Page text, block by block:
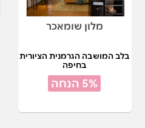
מלון שומאכר
בלב המושבה הגרמנית הציורית
בחיפה
5% הנחה